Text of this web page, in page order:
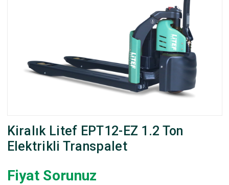
Kiralık Litef EPT12-EZ 1.2 Ton
Elektrikli Transpalet
Fiyat Sorunuz